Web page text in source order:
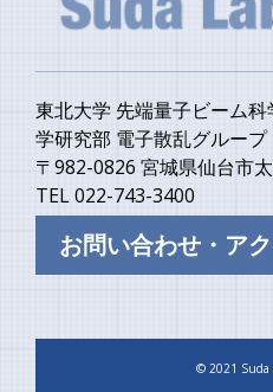
東北大学 先端量子ビーム
学研究部 電子散乱グループ
〒982-0826 宮城県仙台市
TEL 022-743-3400
お問い合わせ・ア
© 2021 Suda